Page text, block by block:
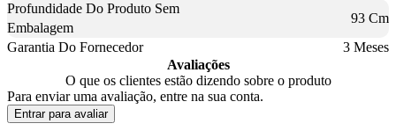
Profundidade Do Produto Sem
Embalagem
93 Cm
Garantia Do Fornecedor
3 Meses
Avaliações
O que os clientes estão dizendo sobre o produto
Para enviar uma avaliação, entre na sua conta.
Entrar para avaliar